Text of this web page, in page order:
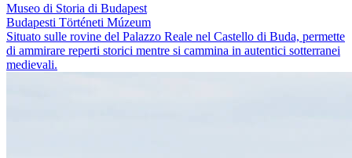
Museo di Storia di Budapest
Budapesti Történeti Múzeum
Situato sulle rovine del Palazzo Reale nel Castello di Buda, permette
di ammirare reperti storici mentre si cammina in autentici sotterranei
medievali.